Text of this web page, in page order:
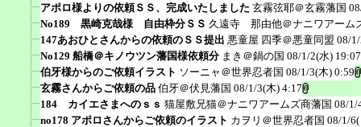
アポロ様よりの依頼ＳＳ、完成いたしました 玄霧弦耶＠玄霧藩国
No189 黒崎克哉様 自由枠分ＳＳ 久遠寺 那由他＠ナニワアーム
147あおひとさんからの依頼のＳＳ提出 悪童屋 四季＠悪童同盟 08/
No129 船橋＠キノウツン藩国様依頼分 まき＠鍋の国 08/1/2(水) 19:07
伯牙様からのご依頼イラスト ソーニャ＠世界忍者国 08/1/3(木) 0:59
玄霧さんからご依頼の品 伯牙＠伏見藩国 08/1/3(木) 4:17
184 カイエさまへのｓｓ 猫屋敷兄猫＠ナニワアームズ商藩国 08/1/
no178 アポロさんからご依頼のイラスト カヲリ＠世界忍者国 08/1/